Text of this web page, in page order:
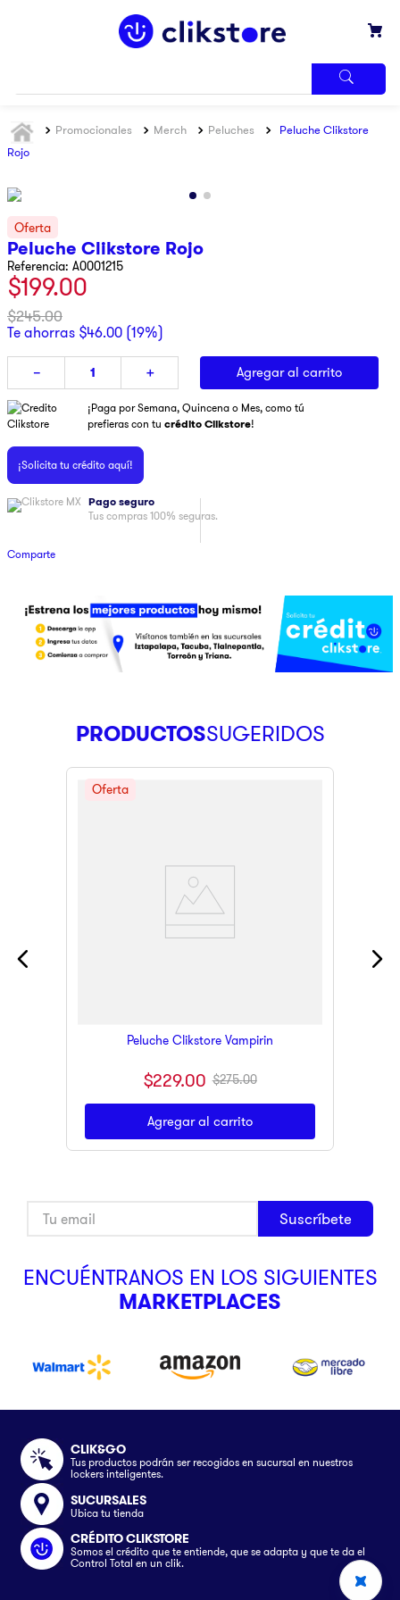
Promocionales Merch Peluches
Peluche Clikstore
Rojo
Peluche Clikstore Rojo
Referencia: A0001215
$199.00
$245.00
Te ahorras $46.00 (19%)
＋
－ Agregar al carrito
¡Paga por Semana, Quincena o Mes, como tú
prefieras con tu crédito Clikstore!
¡Solicita tu crédito aquí!
Pago seguro
Tus compras 100% seguras.
Comparte
PRODUCTOS
Peluche Clikstore Vampirin
$229.00 $275.00
Agregar al carrito
Suscríbete
ENCUÉNTRANOS EN LOS SIGUIENTES
MARKETPLACES
CLIK&GO
Tus productos podrán ser recogidos en sucursal en nuestros
lockers inteligentes.
SUCURSALES
Ubica tu tienda
CRÉDITO CLIKSTORE
Somos el crédito que te entiende, que se adapta y que te da el
Control Total en un clik.
MÁS
3.
4.
pantalla
5
motos
6.
xbox
7.
ninja
8.
lavadora
9.
pulsar